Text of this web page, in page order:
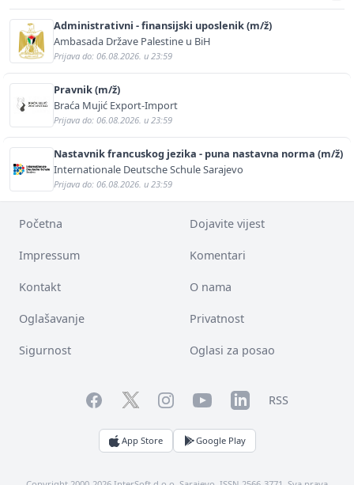
Administrativni - finansijski uposlenik (m/ž)
Ambasada Države Palestine u BiH
Prijava do: 06.08.2026. u 23:59
Pravnik (m/ž)
Braća Mujić Export-Import
Prijava do: 06.08.2026. u 23:59
Nastavnik francuskog jezika - puna nastavna norma (m/ž)
Internationale Deutsche Schule Sarajevo
Prijava do: 06.08.2026. u 23:59
Početna Dojavite vijest
Impressum Komentari
Kontakt O nama
Oglašavanje Privatnost
Sigurnost Oglasi za posao
FacebookTwitterInstagramYouTubeLinkedInRSS
App Store Google Play